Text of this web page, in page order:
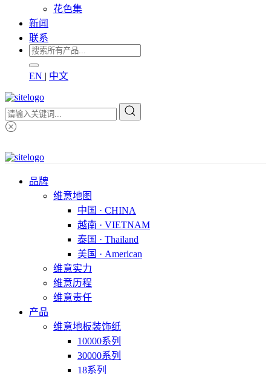
花色集
新闻
联系
EN | 中文
品牌
维意地图
中国 · CHINA
越南 · VIETNAM
泰国 · Thailand
美国 · American
维意实力
维意历程
维意责任
产品
维意地板装饰纸
10000系列
30000系列
18系列